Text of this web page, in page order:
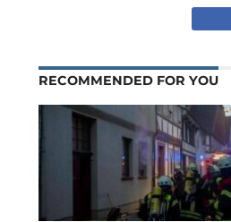
RECOMMENDED FOR YOU